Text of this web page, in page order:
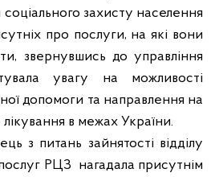
захисту населення
про послуги, на які вони
звернувшись до управління
увагу на можливості
допомоги та направлення на
в межах України.
з питань зайнятості відділу
РЦЗ нагадала присутнім